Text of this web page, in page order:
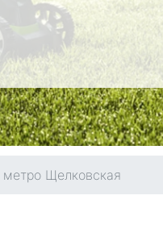
метро Щелковская